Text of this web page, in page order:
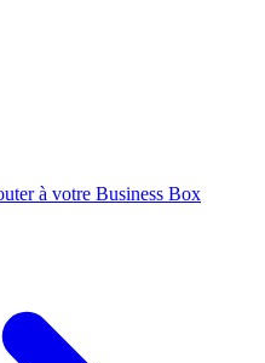
à votre Business Box